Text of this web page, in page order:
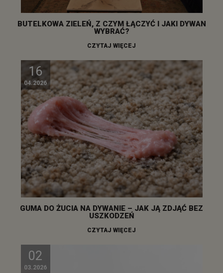
BUTELKOWA ZIELEŃ, Z CZYM ŁĄCZYĆ I JAKI DYWAN
WYBRAĆ?
CZYTAJ WIĘCEJ
16
04.2026
GUMA DO ŻUCIA NA DYWANIE – JAK JĄ ZDJĄĆ BEZ
USZKODZEŃ
CZYTAJ WIĘCEJ
02
03.2026